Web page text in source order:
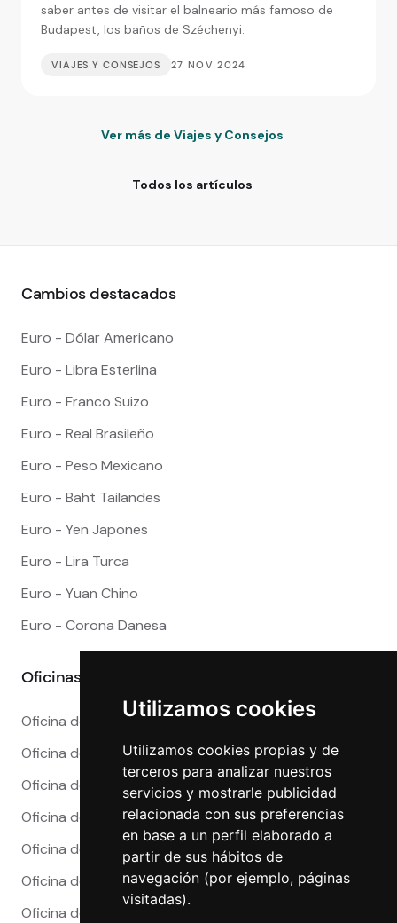
Utilizamos cookies
Utilizamos cookies propias y de
terceros para analizar nuestros
servicios y mostrarle publicidad
relacionada con sus preferencias
en base a un perfil elaborado a
partir de sus hábitos de
navegación (por ejemplo, páginas
visitadas).
saber antes de visitar el balneario más famoso de
Budapest, los baños de Széchenyi.
VIAJES Y CONSEJOS 27 NOV 2024
Ver más de Viajes y Consejos
Todos los artículos
Cambios destacados
Euro - Dólar Americano
Euro - Libra Esterlina
Euro - Franco Suizo
Euro - Real Brasileño
Euro - Peso Mexicano
Euro - Baht Tailandes
Euro - Yen Japones
Euro - Lira Turca
Euro - Yuan Chino
Euro - Corona Danesa
Oficinas
Oficina de Cambio en Alicante
Oficina de Cambio en Barcelona
Oficina de Cambio en Córdoba
Oficina de Cambio en Granada
Oficina de Cambio en Madrid
Oficina de Cambio en Málaga
Oficina de Cambio en Marbella